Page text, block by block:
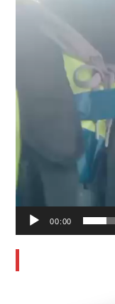
00:00